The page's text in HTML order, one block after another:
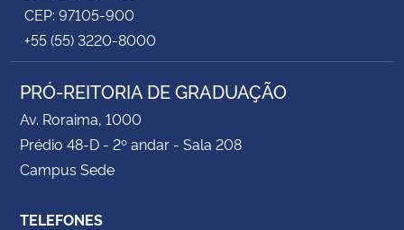
CEP: 97105-900
+55 (55) 3220-8000
PRÓ-REITORIA DE GRADUAÇÃO
Av. Roraima, 1000
Prédio 48-D - 2º andar - Sala 208
Campus Sede
TELEFONES